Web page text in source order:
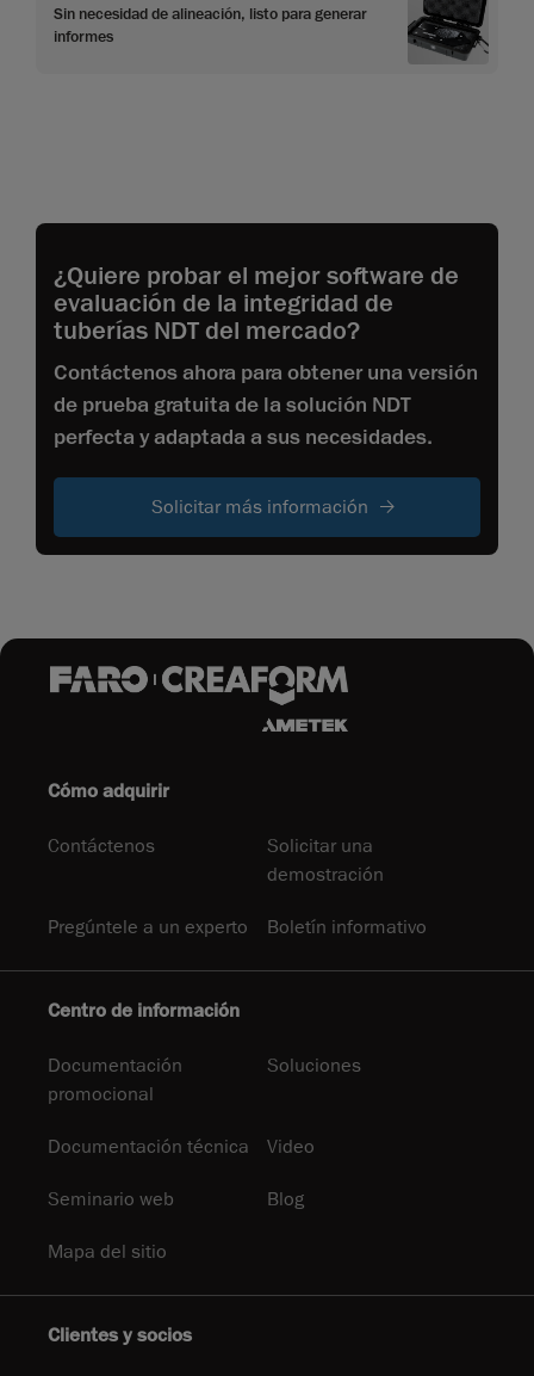
Sin necesidad de alineación, listo para generar
informes
¿Quiere probar el mejor software de
evaluación de la integridad de
tuberías NDT del mercado?
Contáctenos ahora para obtener una versión
de prueba gratuita de la solución NDT
perfecta y adaptada a sus necesidades.
Solicitar más información
Cómo adquirir
Contáctenos
Solicitar una
demostración
Pregúntele a un experto Boletín informativo
Centro de información
Documentación
promocional
Soluciones
Documentación técnica Video
Seminario web Blog
Mapa del sitio
Clientes y socios